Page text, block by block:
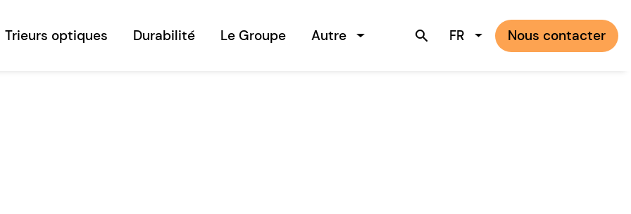
Trieurs optiques Durabilité Le Groupe Autre search FR Nous contacter